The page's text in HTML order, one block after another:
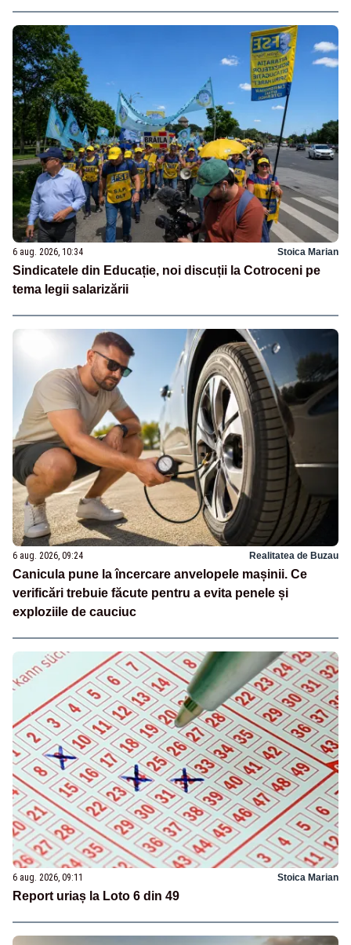
6 aug. 2026, 10:34 Stoica Marian
Sindicatele din Educație, noi discuții la Cotroceni pe
tema legii salarizării
6 aug. 2026, 09:24 Realitatea de Buzau
Canicula pune la încercare anvelopele mașinii. Ce
verificări trebuie făcute pentru a evita penele și
exploziile de cauciuc
6 aug. 2026, 09:11 Stoica Marian
Report uriaș la Loto 6 din 49